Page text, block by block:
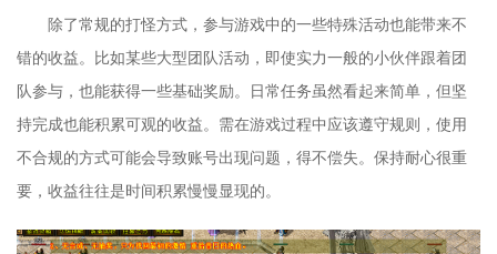
除了常规的打怪方式，参与游戏中的一些特殊活动也能带来不
错的收益。比如某些大型团队活动，即使实力一般的小伙伴跟着团
队参与，也能获得一些基础奖励。日常任务虽然看起来简单，但坚
持完成也能积累可观的收益。需在游戏过程中应该遵守规则，使用
不合规的方式可能会导致账号出现问题，得不偿失。保持耐心很重
要，收益往往是时间积累慢慢显现的。